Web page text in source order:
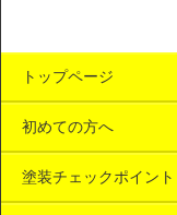
トップページ
初めての方へ
塗装チェックポイント